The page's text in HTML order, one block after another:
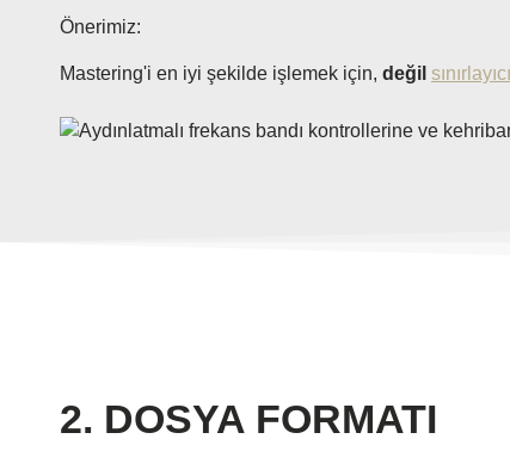
Önerimiz:
Mastering'i en iyi şekilde işlemek için, değil sınırlayıcı
2. DOSYA FORMATI